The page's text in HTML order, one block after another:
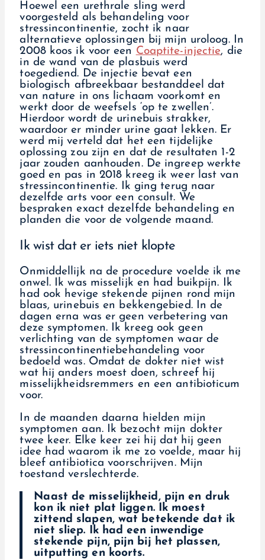
Hoewel een urethrale sling werd
voorgesteld als behandeling voor
stressincontinentie, zocht ik naar
alternatieve oplossingen bij mijn uroloog. In
2008 koos ik voor een Coaptite-injectie, die
in de wand van de plasbuis werd
toegediend. De injectie bevat een
biologisch afbreekbaar bestanddeel dat
van nature in ons lichaam voorkomt en
werkt door de weefsels ‘op te zwellen’.
Hierdoor wordt de urinebuis strakker,
waardoor er minder urine gaat lekken. Er
werd mij verteld dat het een tijdelijke
oplossing zou zijn en dat de resultaten 1-2
jaar zouden aanhouden. De ingreep werkte
goed en pas in 2018 kreeg ik weer last van
stressincontinentie. Ik ging terug naar
dezelfde arts voor een consult. We
bespraken exact dezelfde behandeling en
planden die voor de volgende maand.
Ik wist dat er iets niet klopte
Onmiddellijk na de procedure voelde ik me
onwel. Ik was misselijk en had buikpijn. Ik
had ook hevige stekende pijnen rond mijn
blaas, urinebuis en bekkengebied. In de
dagen erna was er geen verbetering van
deze symptomen. Ik kreeg ook geen
verlichting van de symptomen waar de
stressincontinentiebehandeling voor
bedoeld was. Omdat de dokter niet wist
wat hij anders moest doen, schreef hij
misselijkheidsremmers en een antibioticum
voor.
In de maanden daarna hielden mijn
symptomen aan. Ik bezocht mijn dokter
twee keer. Elke keer zei hij dat hij geen
idee had waarom ik me zo voelde, maar hij
bleef antibiotica voorschrijven. Mijn
toestand verslechterde.
Naast de misselijkheid, pijn en druk
kon ik niet plat liggen. Ik moest
zittend slapen, wat betekende dat ik
niet sliep. Ik had een inwendige
stekende pijn, pijn bij het plassen,
uitputting en koorts.